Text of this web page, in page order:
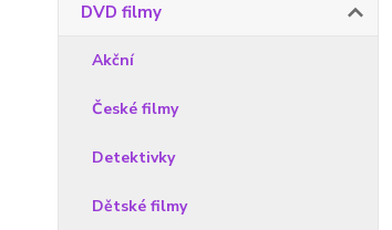
DVD filmy
Akční
České filmy
Detektivky
Dětské filmy